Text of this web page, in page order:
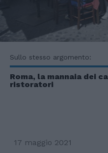
Sullo stesso argomento:
Roma, la mannaia dei
ristoratori
17 maggio 2021